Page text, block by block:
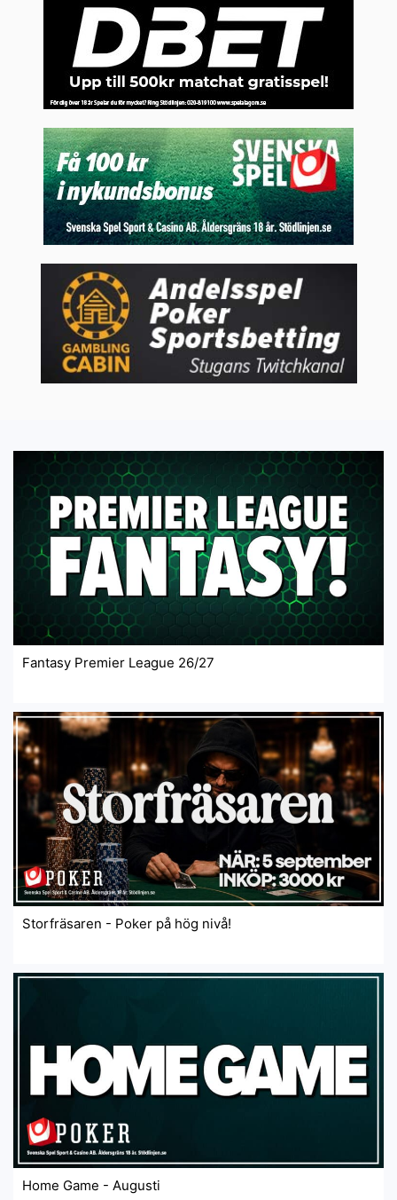
Fantasy Premier League 26/27
Storfräsaren - Poker på hög nivå!
Home Game - Augusti